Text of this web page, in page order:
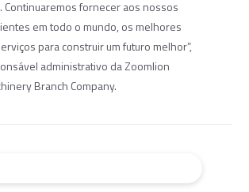
Continuaremos fornecer aos nossos
em todo o mundo, os melhores
para construir um futuro melhor”,
administrativo da Zoomlion
Branch Company.